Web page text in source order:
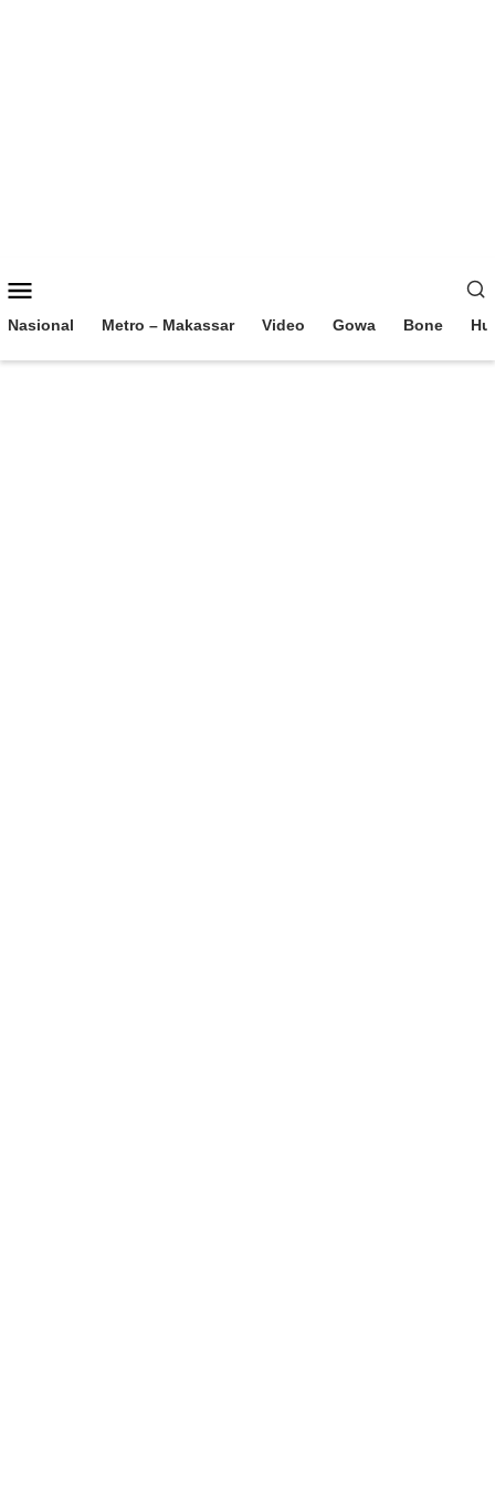
Mobile
Nasional Metro – Makassar Video Gowa Bone